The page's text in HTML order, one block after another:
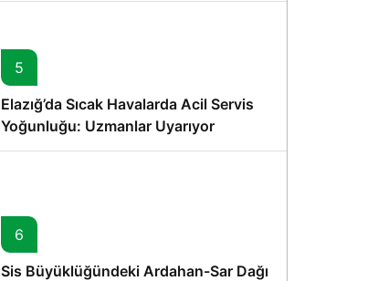
5
Elazığ’da Sıcak Havalarda Acil Servis
Yoğunluğu: Uzmanlar Uyarıyor
6
Sis Büyüklüğündeki Ardahan-Sar Dağı